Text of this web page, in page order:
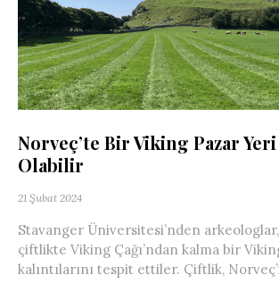
Norveç’te Bir Viking Pazar
Olabilir
21 Şubat 2024
Stavanger Üniversitesi’nden
çiftlikte Viking Çağı’ndan kalma bir
kalıntılarını tespit ettiler. Çiftlik,